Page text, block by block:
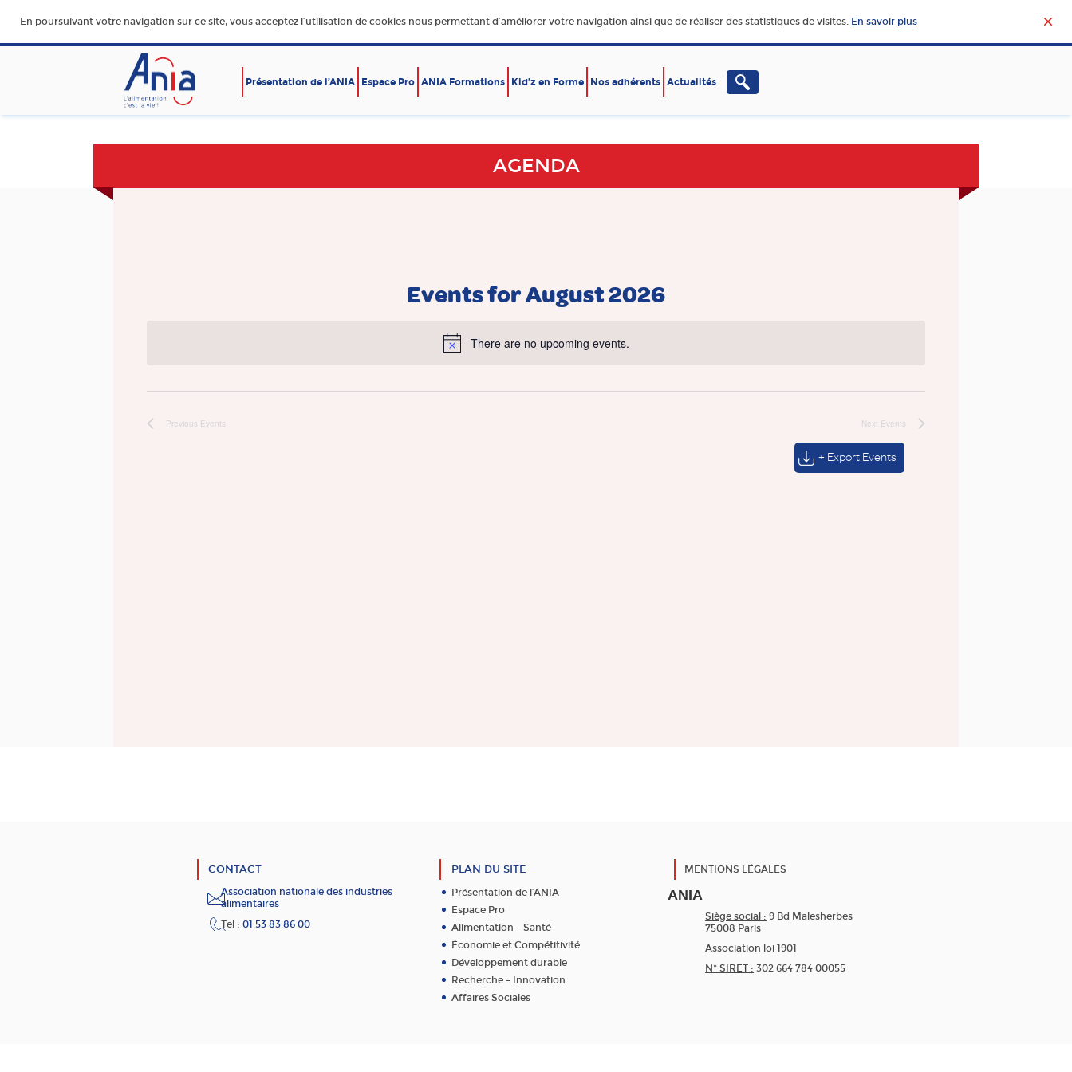
En poursuivant votre navigation sur ce site, vous acceptez l’utilisation de cookies nous permettant d’améliorer votre navigation ainsi que de réaliser des statistiques de visites. En savoir plus
Présentation de l’ANIA Espace Pro ANIA Formations Kid’z en Forme Nos adhérents Actualités
AGENDA
Events for August 2026
Notice
There are no upcoming events.
Previous Events Next Events
+ Export Events
CONTACT
Association nationale des industries
alimentaires
Tel : 01 53 83 86 00
PLAN DU SITE
Présentation de l’ANIA
Espace Pro
Alimentation – Santé
Économie et Compétitivité
Développement durable
Recherche – Innovation
Affaires Sociales
MENTIONS LÉGALES
ANIA
Siège social : 9 Bd Malesherbes
75008 Paris
Association loi 1901
N* SIRET : 302 664 784 00055